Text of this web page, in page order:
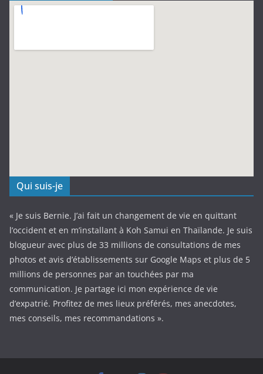
Qui suis-je
« Je suis Bernie. J’ai fait un changement de vie en quittant
l’occident et en m’installant à Koh Samui en Thaïlande. Je suis
blogueur avec plus de 33 millions de consultations de mes
photos et avis d’établissements sur Google Maps et plus de 5
millions de personnes par an touchées par ma
communication. Je partage ici mon expérience de vie
d’expatrié. Profitez de mes lieux préférés, mes anecdotes,
mes conseils, mes recommandations ».